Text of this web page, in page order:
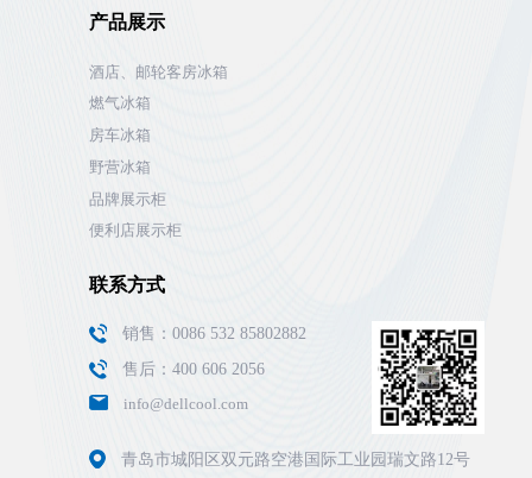
产品展示
酒店、邮轮客房冰箱
燃气冰箱
房车冰箱
野营冰箱
品牌展示柜
便利店展示柜
联系方式
销售：0086 532 85802882
售后：400 606 2056
info@dellcool.com
青岛市城阳区双元路空港国际工业园瑞文路12号